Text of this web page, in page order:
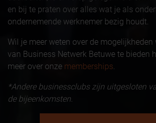
en bij te praten over alles wat je als
ondernemende werknemer bezig houdt.
Wil je meer weten over de
van Business Netwerk Betuwe te bieden
meer over onze memberships.
*Andere businessclubs zijn uitgesloten
de bijeenkomsten.